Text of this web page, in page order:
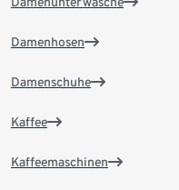
Damenhosen
Damenschuhe
Kaffee
Kaffeemaschinen